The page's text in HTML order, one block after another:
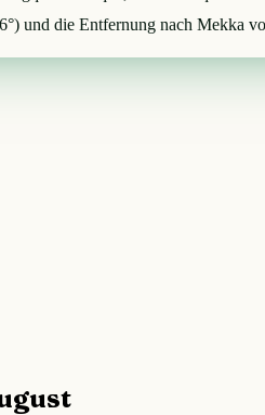
und die Entfernung nach Mekka